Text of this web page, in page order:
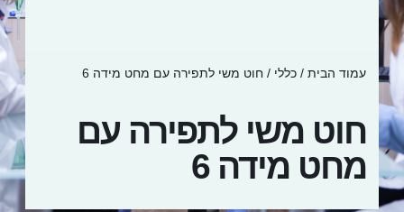
עמוד הבית / כללי / חוט משי לתפירה עם מחט מידה 6
חוט משי לתפירה עם
מחט מידה 6